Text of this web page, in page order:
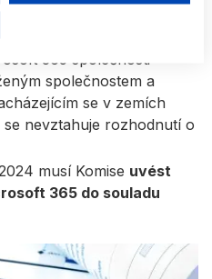
je Komise povinna
údajů
365 společnosti
společnostem a
se v zemích
se nevztahuje rozhodnutí o
musí Komise uvést
365 do souladu
applies solely to this
purposes:
on a